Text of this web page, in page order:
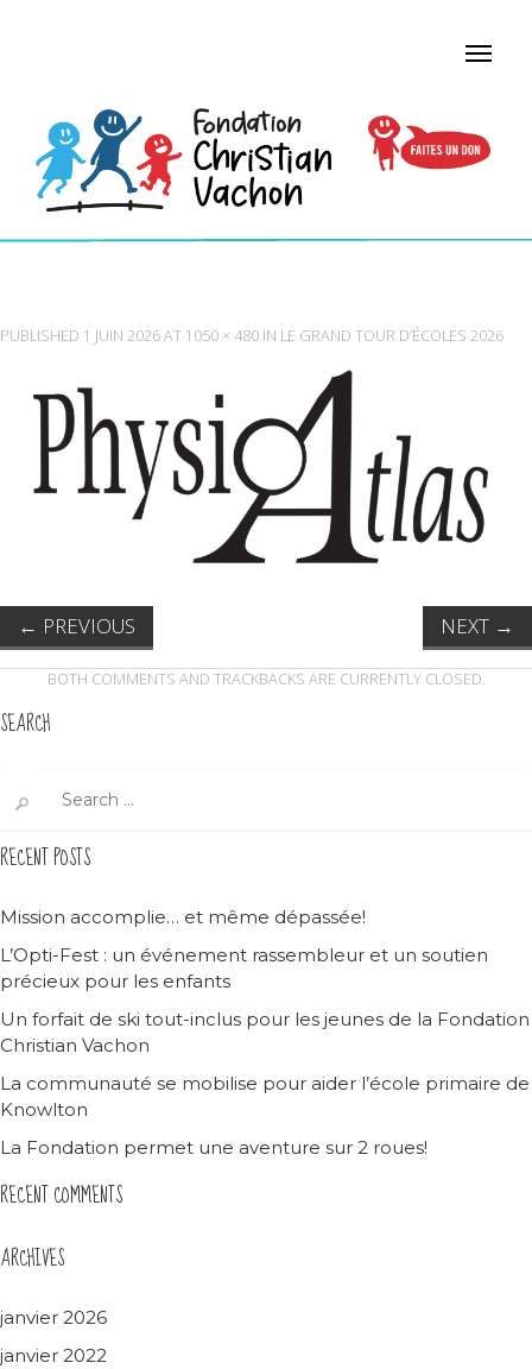
PUBLISHED 1 JUIN 2026AT 1050 × 480 IN LE GRAND TOUR D’ÉCOLES 2026
← PREVIOUS NEXT →
BOTH COMMENTS AND TRACKBACKS ARE CURRENTLY CLOSED.
SEARCH
for:
RECENT POSTS
Mission accomplie… et même dépassée!
L’Opti-Fest : un événement rassembleur et un soutien
précieux pour les enfants
Un forfait de ski tout-inclus pour les jeunes de la Fondation
Christian Vachon
La communauté se mobilise pour aider l’école primaire de
Knowlton
La Fondation permet une aventure sur 2 roues!
RECENT COMMENTS
ARCHIVES
janvier 2026
janvier 2022